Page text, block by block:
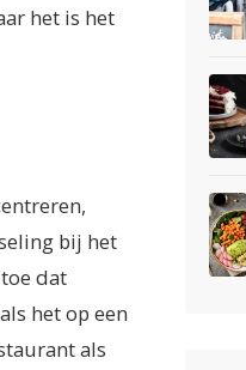
het is het
bij het
dat
het op een
als